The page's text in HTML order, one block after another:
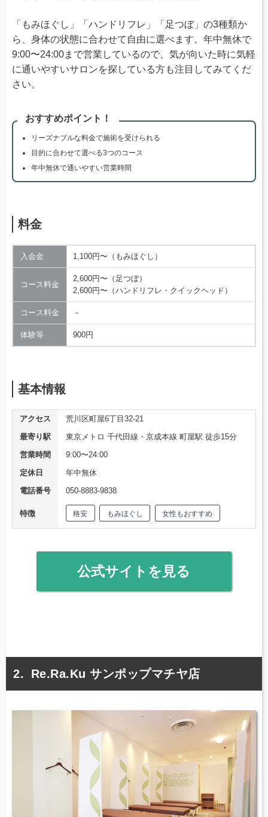
「もみほぐし」「ハンドリフレ」「足つぼ」の3種類か
ら、身体の状態に合わせて自由に選べます。年中無休で
9:00〜24:00まで営業しているので、気が向いた時に気軽
に通いやすいサロンを探している方も注目してみてくだ
さい。
おすすめポイント！
リーズナブルな料金で施術を受けられる
目的に合わせて選べる3つのコース
年中無休で通いやすい営業時間
料金
入会金 1,100円〜（もみほぐし）
コース料金
2,600円〜（足つぼ）
2,600円〜（ハンドリフレ・クイックヘッド）
コース料金 －
体験等 900円
基本情報
アクセス
荒川区町屋6丁目32-21
最寄り駅
東京メトロ 千代田線・京成本線 町屋駅 徒歩15分
営業時間
9:00〜24:00
定休日
年中無休
電話番号
050-8883-9838
特徴 格安 もみほぐし 女性もおすすめ
公式サイトを見る
Re.Ra.Ku サンポップマチヤ店